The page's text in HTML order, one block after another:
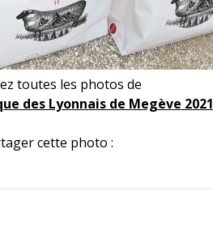
toutes les photos de
des Lyonnais de Megève 2021
cette photo :